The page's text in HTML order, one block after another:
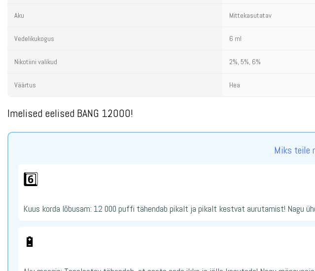
Aku Mittekasutatav
Vedelikukogus 6 ml
Nikotiini valikud 2%, 5%, 6%
Väärtus Hea
Imelised eelised BANG 12000!
Miks teile
6️⃣
Kuus korda lõbusam: 12 000 puffi tähendab pikalt ja pikalt kestvat aurutamist! Nagu
🔋